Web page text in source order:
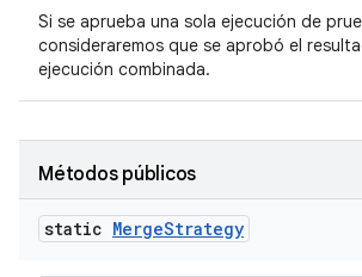
Si se aprueba una sola ejecución de
consideraremos que se aprobó el
ejecución combinada.
Métodos públicos
static MergeStrategy